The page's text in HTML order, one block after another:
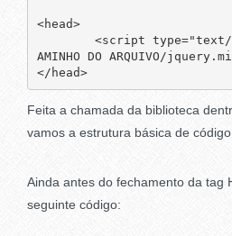
<head>
AMINHO DO ARQUIVO/
</head>
Feita a chamada da biblioteca
vamos a estrutura básica de
Ainda antes do fechamento da tag
seguinte código: